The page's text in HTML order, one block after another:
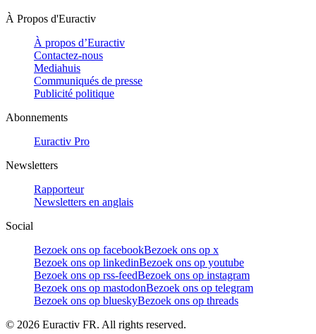
À Propos d'Euractiv
À propos d’Euractiv
Contactez-nous
Mediahuis
Communiqués de presse
Publicité politique
Abonnements
Euractiv Pro
Newsletters
Rapporteur
Newsletters en anglais
Social
Bezoek ons op facebookBezoek ons op x
Bezoek ons op linkedinBezoek ons op youtube
Bezoek ons op rss-feedBezoek ons op instagram
Bezoek ons op mastodonBezoek ons op telegram
Bezoek ons op blueskyBezoek ons op threads
© 2026 Euractiv FR. All rights reserved.